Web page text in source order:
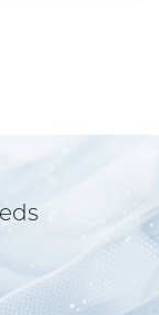
公共卫生威胁并作